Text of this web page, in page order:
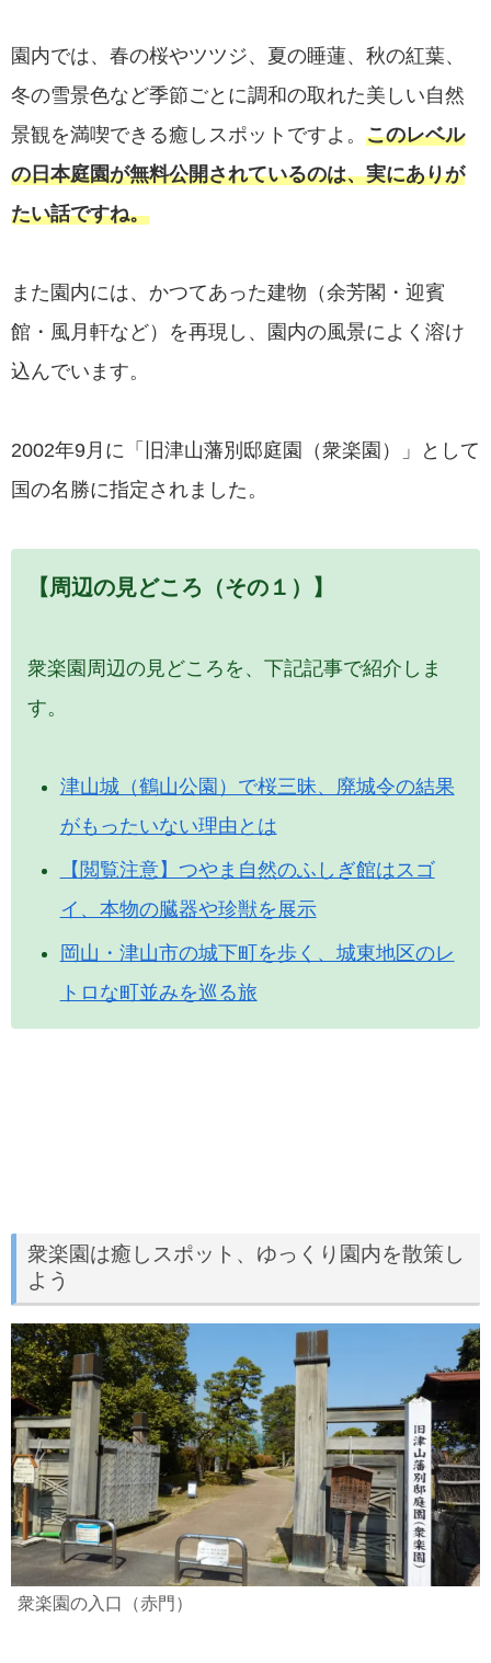
園内では、春の桜やツツジ、夏の睡蓮、秋の紅葉、
冬の雪景色など季節ごとに調和の取れた美しい自然
景観を満喫できる癒しスポットですよ。 このレベル
の日本庭園が無料公開されているのは、実にありが
たい話ですね。
また園内には、かつてあった建物（余芳閣・迎賓
館・風月軒など）を再現し、園内の風景によく溶け
込んでいます。
2002年9月に「旧津山藩別邸庭園（衆楽園）」として
国の名勝に指定されました。
【周辺の見どころ（その１）】
衆楽園周辺の見どころを、下記記事で紹介しま
す。
津山城（鶴山公園）で桜三昧、廃城令の結果
がもったいない理由とは
【閲覧注意】つやま自然のふしぎ館はスゴ
イ、本物の臓器や珍獣を展示
岡山・津山市の城下町を歩く、城東地区のレ
トロな町並みを巡る旅
衆楽園は癒しスポット、ゆっくり園内を散策し
よう
衆楽園の入口（赤門）